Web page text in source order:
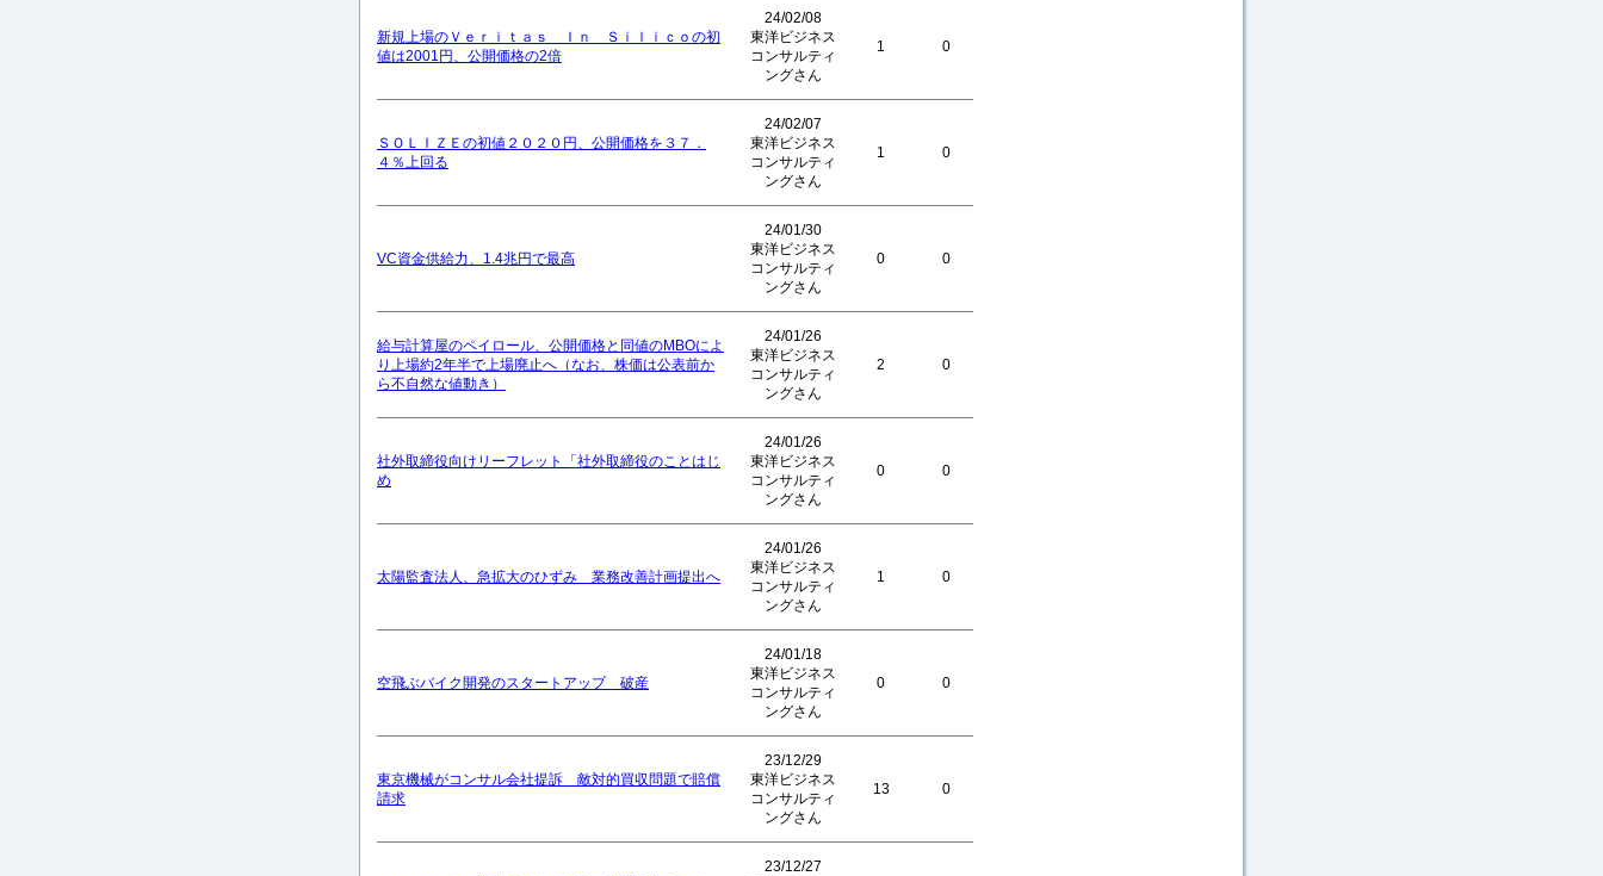
新規上場のＶｅｒｉｔａｓ Ｉｎ Ｓｉｌｉｃｏの初
値は2001円、公開価格の2倍
24/02/08
東洋ビジネス
コンサルティ
ングさん
1 0
ＳＯＬＩＺＥの初値２０２０円、公開価格を３７．
４％上回る
24/02/07
東洋ビジネス
コンサルティ
ングさん
1 0
VC資金供給力、1.4兆円で最高
24/01/30
東洋ビジネス
コンサルティ
ングさん
0 0
給与計算屋のペイロール、公開価格と同値のMBOによ
り上場約2年半で上場廃止へ（なお、株価は公表前か
ら不自然な値動き）
24/01/26
東洋ビジネス
コンサルティ
ングさん
2 0
社外取締役向けリーフレット「社外取締役のことはじ
め
24/01/26
東洋ビジネス
コンサルティ
ングさん
0 0
太陽監査法人、急拡大のひずみ 業務改善計画提出へ
24/01/26
東洋ビジネス
コンサルティ
ングさん
1 0
空飛ぶバイク開発のスタートアップ 破産
24/01/18
東洋ビジネス
コンサルティ
ングさん
0 0
東京機械がコンサル会社提訴 敵対的買収問題で賠償
請求
23/12/29
東洋ビジネス
コンサルティ
ングさん
13 0
23/12/27